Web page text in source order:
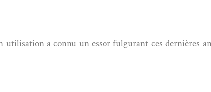
a connu un essor fulgurant ces dernières